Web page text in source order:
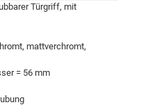
Türgriff, mit
mattverchromt,
= 56 mm